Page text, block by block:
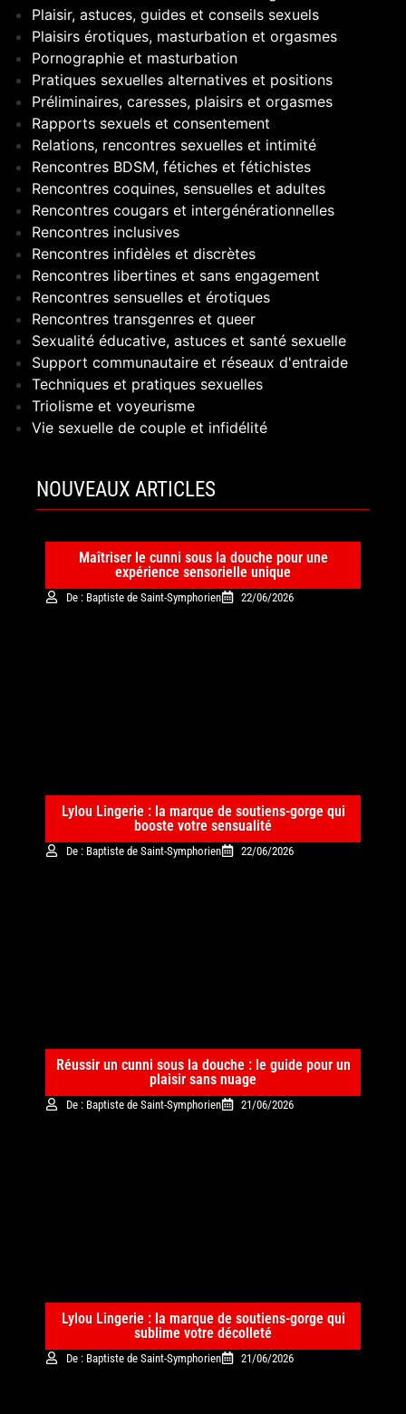
Plaisir, astuces, guides et conseils sexuels
Plaisirs érotiques, masturbation et orgasmes
Pornographie et masturbation
Pratiques sexuelles alternatives et positions
Préliminaires, caresses, plaisirs et orgasmes
Rapports sexuels et consentement
Relations, rencontres sexuelles et intimité
Rencontres BDSM, fétiches et fétichistes
Rencontres coquines, sensuelles et adultes
Rencontres cougars et intergénérationnelles
Rencontres inclusives
Rencontres infidèles et discrètes
Rencontres libertines et sans engagement
Rencontres sensuelles et érotiques
Rencontres transgenres et queer
Sexualité éducative, astuces et santé sexuelle
Support communautaire et réseaux d'entraide
Techniques et pratiques sexuelles
Triolisme et voyeurisme
Vie sexuelle de couple et infidélité
NOUVEAUX ARTICLES
Maîtriser le cunni sous la douche pour une
expérience sensorielle unique
De : Baptiste de Saint-Symphorien 22/06/2026
Lylou Lingerie : la marque de soutiens-gorge qui
booste votre sensualité
De : Baptiste de Saint-Symphorien 22/06/2026
Réussir un cunni sous la douche : le guide pour un
plaisir sans nuage
De : Baptiste de Saint-Symphorien 21/06/2026
Lylou Lingerie : la marque de soutiens-gorge qui
sublime votre décolleté
De : Baptiste de Saint-Symphorien 21/06/2026